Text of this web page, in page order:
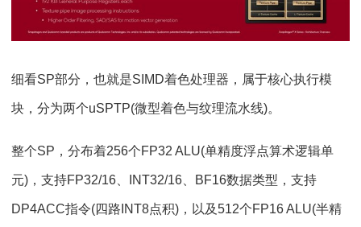
细看SP部分，也就是SIMD着色处理器，属于核心执行模
块，分为两个uSPTP(微型着色与纹理流水线)。
整个SP，分布着256个FP32 ALU(单精度浮点算术逻辑单
元)，支持FP32/16、INT32/16、BF16数据类型，支持
DP4ACC指令(四路INT8点积)，以及512个FP16 ALU(半精